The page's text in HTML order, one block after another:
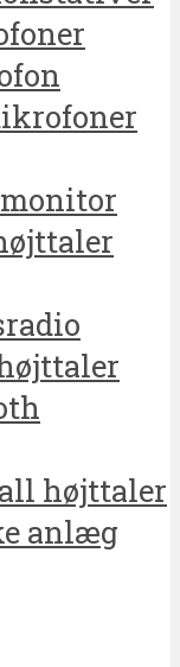
højttaler
anlæg